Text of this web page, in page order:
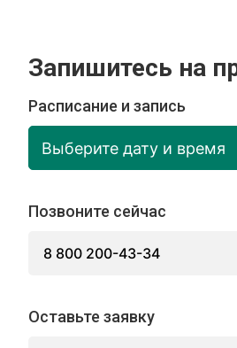
Запишитесь на
Расписание и запись
Выберите дату и время
Позвоните сейчас
8 800 200-43-34
Оставьте заявку